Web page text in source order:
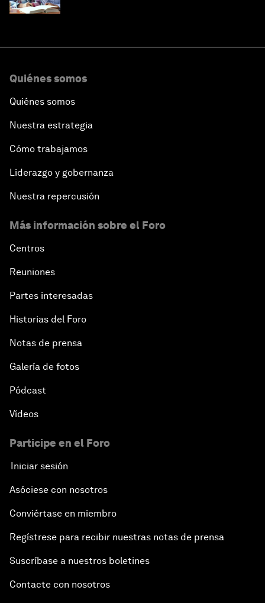
Quiénes somos
Quiénes somos
Nuestra estrategia
Cómo trabajamos
Liderazgo y gobernanza
Nuestra repercusión
Más información sobre el Foro
Centros
Reuniones
Partes interesadas
Historias del Foro
Notas de prensa
Galería de fotos
Pódcast
Vídeos
Participe en el Foro
Iniciar sesión
Asóciese con nosotros
Conviértase en miembro
Regístrese para recibir nuestras notas de prensa
Suscríbase a nuestros boletines
Contacte con nosotros